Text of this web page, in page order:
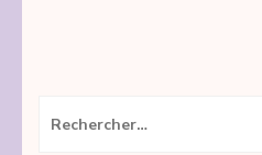
Rechercher :